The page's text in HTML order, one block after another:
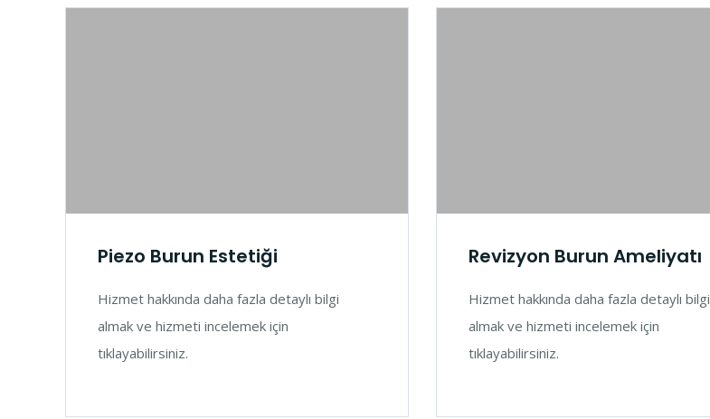
Piezo Burun Estetiği
Hizmet hakkında daha fazla detaylı bilgi
almak ve hizmeti incelemek için
tıklayabilirsiniz.
Revizyon Burun Ameliyatı
Hizmet hakkında daha fazla detaylı bilgi
almak ve hizmeti incelemek için
tıklayabilirsiniz.